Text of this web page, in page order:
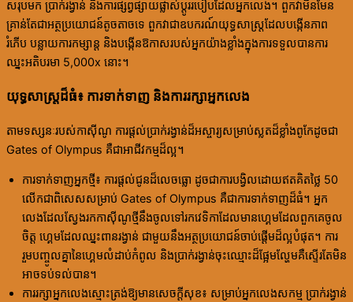
សរុបមក ប្រាក់រង្វាន់ និងការផ្សព្វផ្សាយផ្លាស់ប្តូររបៀបដែលអ្នកលេង។ ពួកវាមិនមែន
គ្រាន់តែជាអត្ថប្រយោជន៍តូចតាចទេ ពួកវាជាឧបករណ៍យុទ្ធសាស្ត្រដែលបង្កើនភាព
រំភើប បន្លាយការកម្សាន្ត និងបង្កើនឱកាសរបស់អ្នកយ៉ាងខ្លាំងក្នុងការទទួលបានការ
ឈ្នះអតិបរមា 5,000x នោះ។
យុទ្ធសាស្ត្រដ៏ធំ៖ ការទាក់ទាញ និងការរក្សាអ្នកលេង
តាមទស្សនៈរបស់កាស៊ីណូ ការផ្តល់ប្រាក់រង្វាន់ដ៏អស្ចារ្យសម្រាប់ស្លតដ៏ខ្លាំងពូកែដូចជា
Gates of Olympus គឺជាអាជីវកម្មដ៏ល្អ។
ការទាក់ទាញអ្នកថ្មី៖ ការផ្តល់ជូនដ៏លេចធ្លោ ដូចជាការបង្វិលដោយឥតគិតថ្លៃ 50
លើកជាពិសេសសម្រាប់ Gates of Olympus គឺជាការទាក់ទាញដ៏ធំ។ អ្នក
លេងដែលស្វែងរកកាស៊ីណូថ្មីនឹងចូលទៅរកវេទិកាដែលមានហ្គេមដែលពួកគេចូល
ចិត្ត ហ្គេមដែលឈ្នះពានរង្វាន់ ជាមួយនឹងអត្ថប្រយោជន៍ចាប់ផ្តើមដ៏ល្អបំផុត។ ការ
រួមបញ្ចូលគ្នានៃហ្គេមលំដាប់កំពូល និងប្រាក់រង្វាន់ចុះឈ្មោះដ៏ផ្អែមល្ហែមគឺស្ទើរតែមិន
អាចទប់ទល់បាន។
ការរក្សាអ្នកលេងស្មោះត្រង់ឱ្យមានសេចក្តីសុខ៖ សម្រាប់អ្នកលេងសកម្ម ប្រាក់រង្វាន់